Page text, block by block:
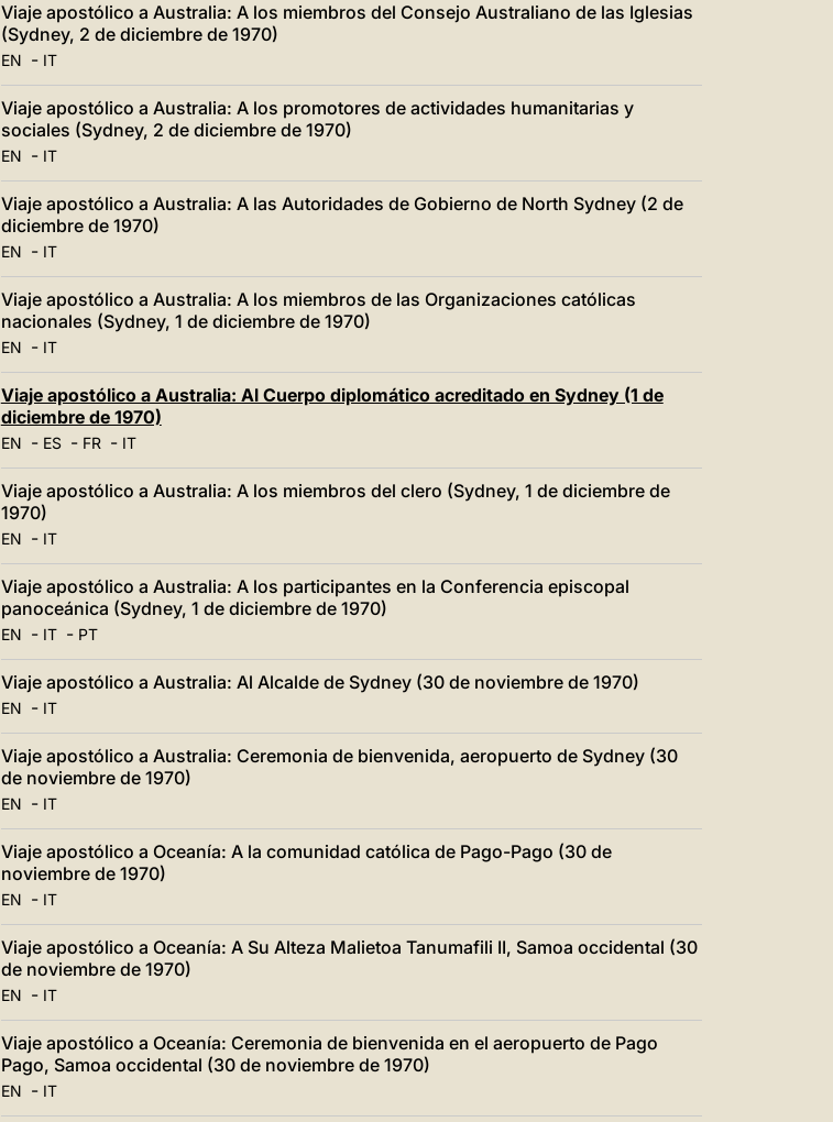
Viaje apostólico a Australia: A los miembros del Consejo Australiano de las Iglesias
(Sydney, 2 de diciembre de 1970)
EN - IT
Viaje apostólico a Australia: A los promotores de actividades humanitarias y
sociales (Sydney, 2 de diciembre de 1970)
EN - IT
Viaje apostólico a Australia: A las Autoridades de Gobierno de North Sydney (2 de
diciembre de 1970)
EN - IT
Viaje apostólico a Australia: A los miembros de las Organizaciones católicas
nacionales (Sydney, 1 de diciembre de 1970)
EN - IT
Viaje apostólico a Australia: Al Cuerpo diplomático acreditado en Sydney (1 de
diciembre de 1970)
EN - ES- FR- IT
Viaje apostólico a Australia: A los miembros del clero (Sydney, 1 de diciembre de
1970)
EN - IT
Viaje apostólico a Australia: A los participantes en la Conferencia episcopal
panoceánica (Sydney, 1 de diciembre de 1970)
EN - IT- PT
Viaje apostólico a Australia: Al Alcalde de Sydney (30 de noviembre de 1970)
EN - IT
Viaje apostólico a Australia: Ceremonia de bienvenida, aeropuerto de Sydney (30
de noviembre de 1970)
EN - IT
Viaje apostólico a Oceanía: A la comunidad católica de Pago-Pago (30 de
noviembre de 1970)
EN - IT
Viaje apostólico a Oceanía: A Su Alteza Malietoa Tanumafili II, Samoa occidental (30
de noviembre de 1970)
EN - IT
Viaje apostólico a Oceanía: Ceremonia de bienvenida en el aeropuerto de Pago
Pago, Samoa occidental (30 de noviembre de 1970)
EN - IT